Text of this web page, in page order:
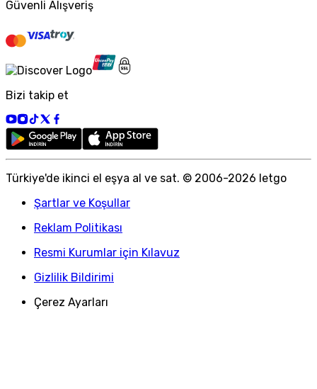
Güvenli Alışveriş
Bizi takip et
Türkiye'de ikinci el eşya al ve sat. © 2006-2026 letgo
Şartlar ve Koşullar
Reklam Politikası
Resmi Kurumlar için Kılavuz
Gizlilik Bildirimi
Çerez Ayarları